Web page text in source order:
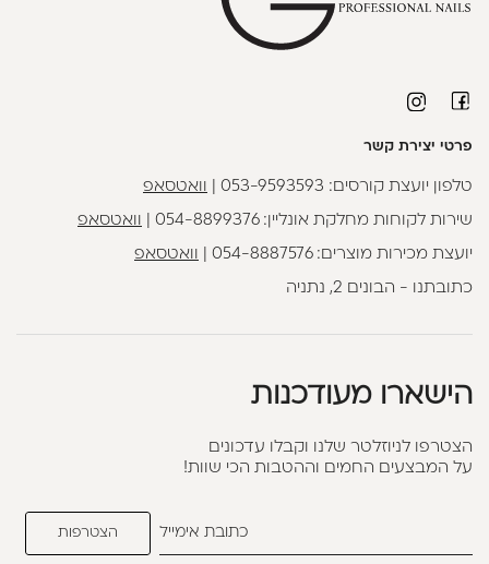
פרטי יצירת קשר
טלפון יועצת קורסים: 053-9593593 וואטסאפ
שירות לקוחות מחלקת אונליין:054-8899376 וואטסאפ
יועצת מכירות מוצרים:054-8887576 וואטסאפ
כתובתנו - הבונים 2, נתניה
הישארו מעודכנות
הצטרפו לניוזלטר שלנו וקבלו עדכונים
על המבצעים החמים וההטבות הכי שוות!